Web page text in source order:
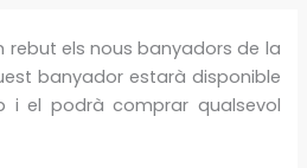
rebut els nous banyadors de la
banyador estarà disponible
i el podrà comprar qualsevol